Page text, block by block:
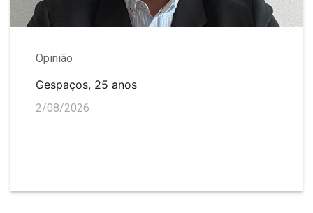
Opinião
Gespaços, 25 anos
2/08/2026